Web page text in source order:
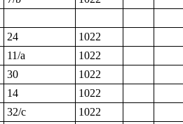
24
1022
11/a
1022
30
1022
14
1022
32/c
1022